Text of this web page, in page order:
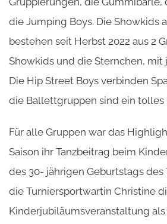
die Jumping Boys. Die Showkids
bestehen seit Herbst 2022 aus 2
Showkids und die Sternchen, mit
Die Hip Street Boys verbinden
die Ballettgruppen sind ein tolles
Für alle Gruppen war das
Saison ihr Tanzbeitrag beim
des 30- jährigen Geburtstags des
die Turniersportwartin Christine
Kinderjubiläumsveranstaltung